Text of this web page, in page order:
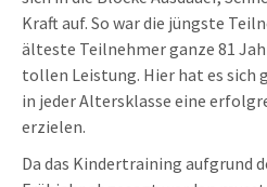
Kraft auf. So war die jüngste
älteste Teilnehmer ganze 81
tollen Leistung. Hier hat es sich
in jeder Altersklasse eine
erzielen.
Da das Kindertraining aufgrund